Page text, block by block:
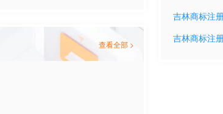
查看全部 >
吉林商标注
吉林商标注